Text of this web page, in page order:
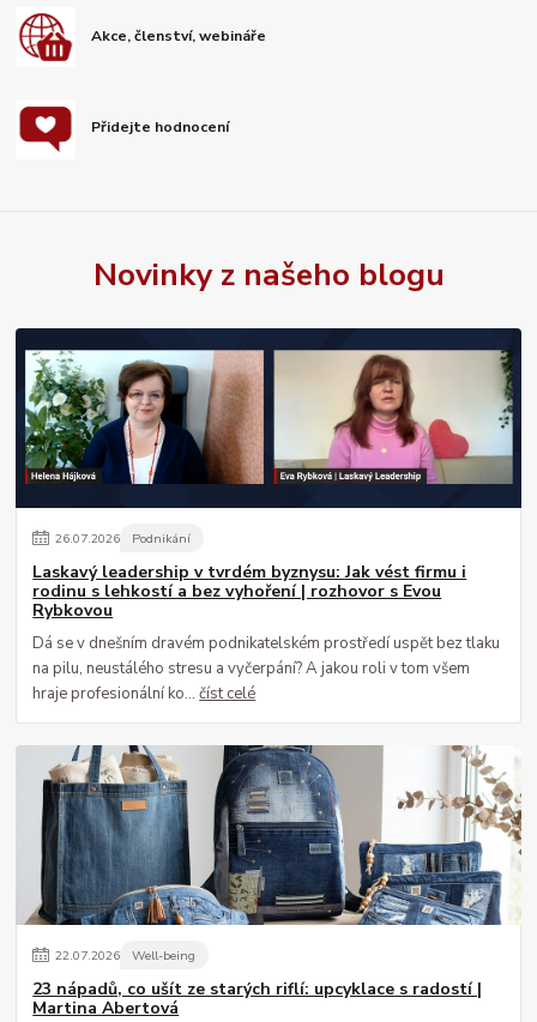
Akce, členství, webináře
Přidejte hodnocení
Novinky z našeho blogu
26.07.2026 Podnikání
Laskavý leadership v tvrdém byznysu: Jak vést firmu i
rodinu s lehkostí a bez vyhoření | rozhovor s Evou
Rybkovou
Dá se v dnešním dravém podnikatelském prostředí uspět bez tlaku
na pilu, neustálého stresu a vyčerpání? A jakou roli v tom všem
hraje profesionální ko...číst celé
22.07.2026 Well-being
23 nápadů, co ušít ze starých riflí: upcyklace s radostí |
Martina Abertová